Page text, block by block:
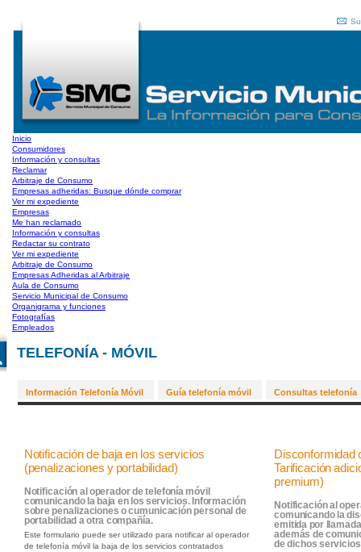
Inicio
Consumidores
Información y consultas
Reclamar
Arbitraje de Consumo
Empresas adheridas: Busque dónde comprar
Ver mi expediente
Empresas
Me han reclamado
Información y consultas
Redactar su contrato
Ver mi expediente
Arbitraje de Consumo
Empresas Adheridas al Arbitraje
Aula de Consumo
Servicio Municipal de Consumo
Organigrama y funciones
Fotografías
Empleados
TELEFONÍA - MÓVIL
Información Telefonía Móvil Guía telefonía móvil Consultas telefonía
Notificación de baja en los servicios
(penalizaciones y portabilidad)
Notificación al operador de telefonía móvil
comunicando la baja en los servicios. Información
sobre penalizaciones o cumunicación personal de
portabilidad a otra compañía.
Este formulario puede ser utilizado para notificar al operador
de telefonía móvil la baja de los servicios contratados
Disconformidad
Tarificación
premium)
Notificación al
comunicando la
emitida por
además de
de dichos